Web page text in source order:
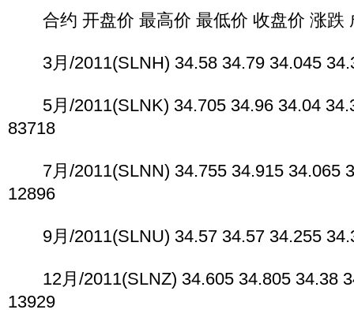
合约 开盘价 最高价 最低价 收盘价 涨跌
3月/2011(SLNH) 34.58 34.79 34.045
5月/2011(SLNK) 34.705 34.96 34.04
83718
7月/2011(SLNN) 34.755 34.915 34.065
12896
9月/2011(SLNU) 34.57 34.57 34.255
12月/2011(SLNZ) 34.605 34.805 34.38
13929